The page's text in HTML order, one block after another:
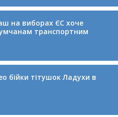
на виборах ЄС хоче
транспортним
бійки тітушок Ладухи в